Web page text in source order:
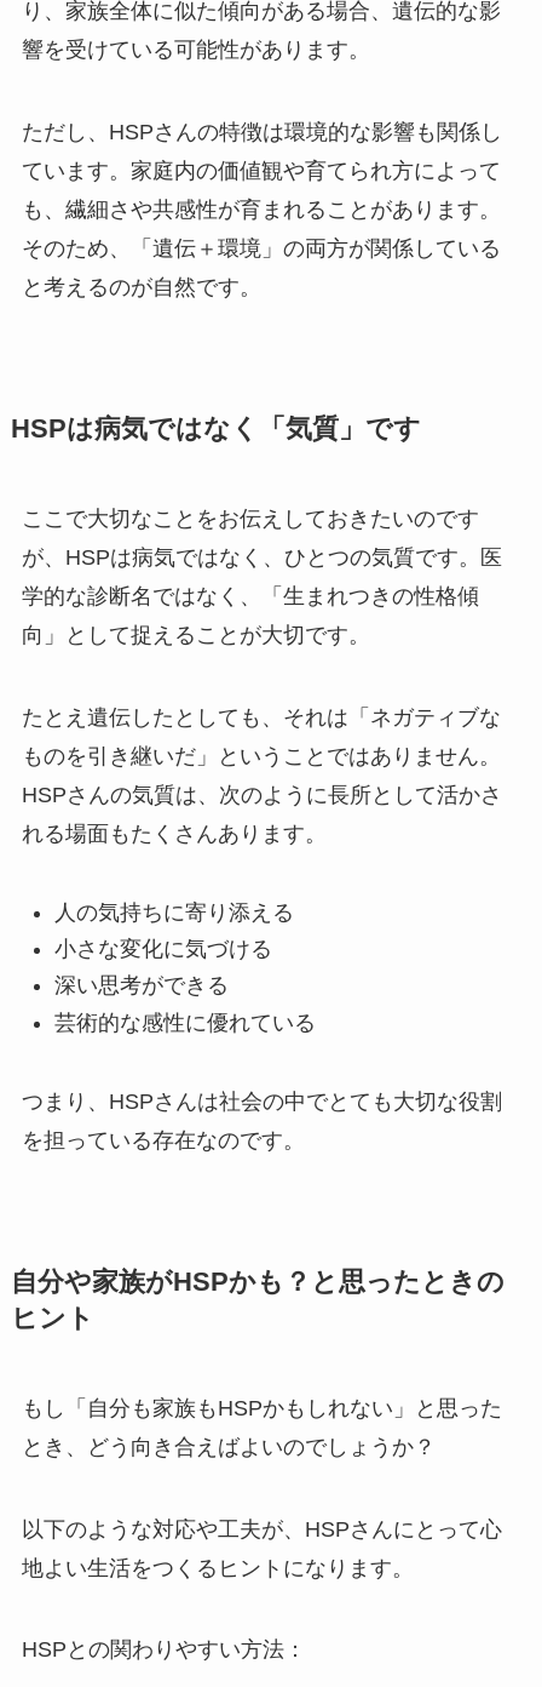
り、家族全体に似た傾向がある場合、遺伝的な影
響を受けている可能性があります。
ただし、HSPさんの特徴は環境的な影響も関係し
ています。家庭内の価値観や育てられ方によって
も、繊細さや共感性が育まれることがあります。
そのため、「遺伝＋環境」の両方が関係している
と考えるのが自然です。
HSPは病気ではなく「気質」です
ここで大切なことをお伝えしておきたいのです
が、HSPは病気ではなく、ひとつの気質です。医
学的な診断名ではなく、「生まれつきの性格傾
向」として捉えることが大切です。
たとえ遺伝したとしても、それは「ネガティブな
ものを引き継いだ」ということではありません。
HSPさんの気質は、次のように長所として活かさ
れる場面もたくさんあります。
人の気持ちに寄り添える
小さな変化に気づける
深い思考ができる
芸術的な感性に優れている
つまり、HSPさんは社会の中でとても大切な役割
を担っている存在なのです。
自分や家族がHSPかも？と思ったときの
ヒント
もし「自分も家族もHSPかもしれない」と思った
とき、どう向き合えばよいのでしょうか？
以下のような対応や工夫が、HSPさんにとって心
地よい生活をつくるヒントになります。
HSPとの関わりやすい方法：